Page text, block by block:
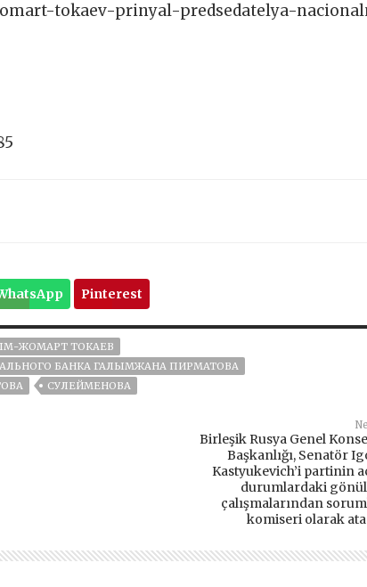
tokaev-prinyal-predsedatelya-
Pinterest
ЖОМАРТ ТОКАЕВ
БАНКА ГАЛЫМЖАНА ПИРМАТОВА
СУЛЕЙМЕНОВА
Birleşik Rusya Genel
Başkanlığı, Senatör
Kastyukevich’i partinin
durumlardaki
çalışmalarından
komiseri olarak